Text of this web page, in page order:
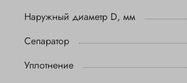
Наружный диаметр D, мм
Сепаратор
Уплотнение